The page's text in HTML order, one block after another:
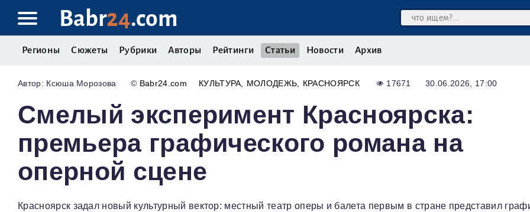
Babr24.com
Регионы Сюжеты Рубрики Авторы Рейтинги Статьи Новости Архив
Ксюша Морозова © Babr24.com КУЛЬТУРА МОЛОДЕЖЬ КРАСНОЯРСК 17671 30.06.2026, 17:00
Смелый эксперимент Красноярска:
премьера графического романа на
оперной сцене
Красноярск задал новый культурный вектор: местный театр оперы и балета первым в стране представил